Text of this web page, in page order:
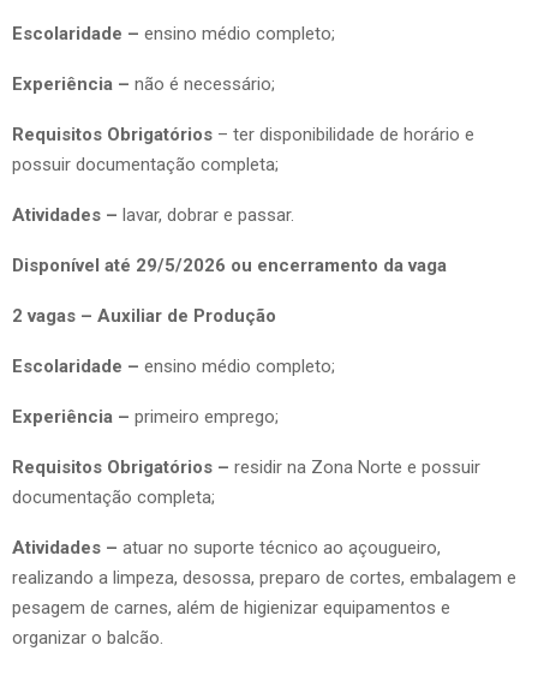
Escolaridade – ensino médio completo;
Experiência – não é necessário;
Requisitos Obrigatórios – ter disponibilidade de horário e
possuir documentação completa;
Atividades – lavar, dobrar e passar.
Disponível até 29/5/2026 ou encerramento da vaga
2 vagas – Auxiliar de Produção
Escolaridade – ensino médio completo;
Experiência – primeiro emprego;
Requisitos Obrigatórios – residir na Zona Norte e possuir
documentação completa;
Atividades – atuar no suporte técnico ao açougueiro,
realizando a limpeza, desossa, preparo de cortes, embalagem e
pesagem de carnes, além de higienizar equipamentos e
organizar o balcão.